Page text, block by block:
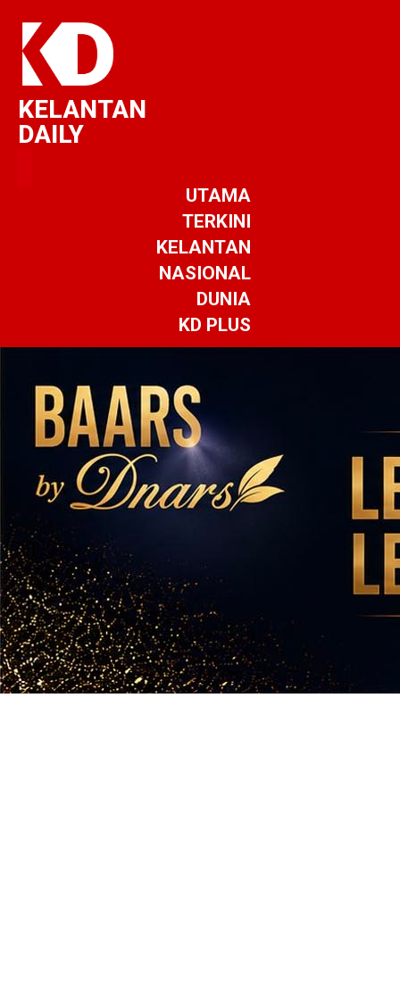
KELANTAN
DAILY
UTAMA
TERKINI
KELANTAN
NASIONAL
DUNIA
KD PLUS